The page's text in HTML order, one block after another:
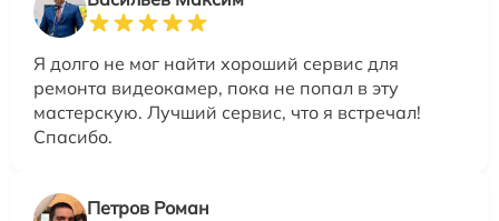
Я долго не мог найти хороший сервис для
ремонта видеокамер, пока не попал в эту
мастерскую. Лучший сервис, что я встречал!
Спасибо.
Петров Роман